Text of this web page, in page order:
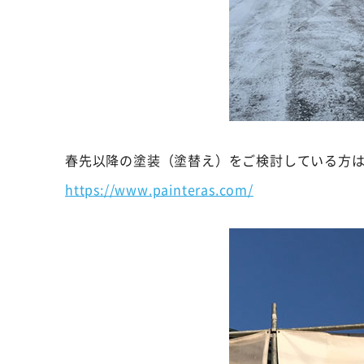
春先以降の塗装（塗替え）をご検討している方
https://www.painteras.com/